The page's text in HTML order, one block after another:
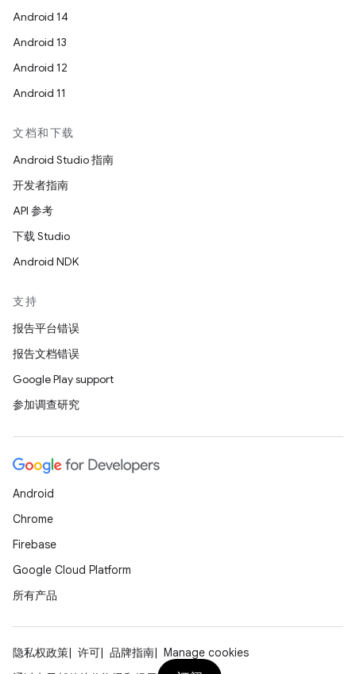
Android 14
Android 13
Android 12
Android 11
文档和下载
Android Studio 指南
开发者指南
API 参考
下载 Studio
Android NDK
支持
报告平台错误
报告文档错误
Google Play support
参加调查研究
Android
Chrome
Firebase
Google Cloud Platform
所有产品
隐私权政策 许可 品牌指南
Manage cookies